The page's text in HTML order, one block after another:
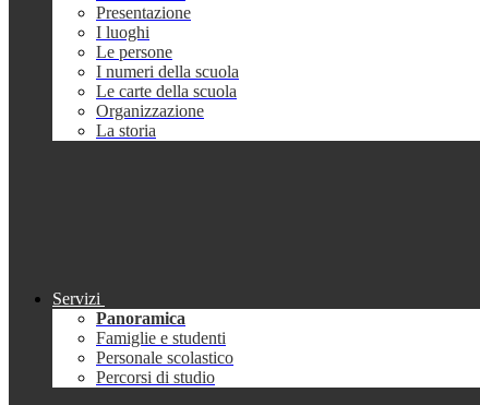
Presentazione
I luoghi
Le persone
I numeri della scuola
Le carte della scuola
Organizzazione
La storia
Servizi
Panoramica
Famiglie e studenti
Personale scolastico
Percorsi di studio